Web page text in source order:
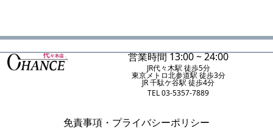
営業時間 13:00 ~ 24:00
JR代々木駅 徒歩5分
東京メトロ北参道駅 徒歩3分
JR 千駄ケ谷駅 徒歩4分
TEL 03-5357-7889
免責事項 ・ プライバシーポリシー